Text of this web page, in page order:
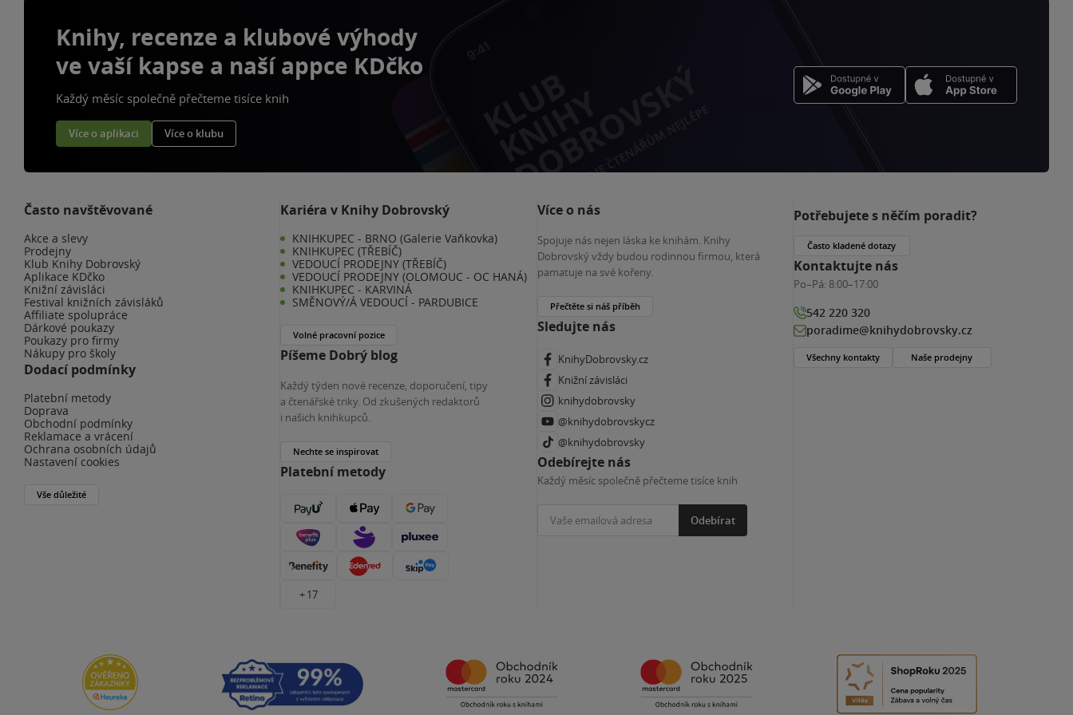
Knihy, recenze a klubové výhody
ve vaší kapse a naší appce KDčko
Každý měsíc společně přečteme tisíce knih
Více o aplikaci Více o klubu
Často navštěvované
Akce a slevy
Prodejny
Klub Knihy Dobrovský
Aplikace KDčko
Knižní závisláci
Festival knižních závisláků
Affiliate spolupráce
Dárkové poukazy
Poukazy pro firmy
Nákupy pro školy
Dodací podmínky
Platební metody
Doprava
Obchodní podmínky
Reklamace a vrácení
Ochrana osobních údajů
Nastavení cookies
Vše důležité
Kariéra v Knihy Dobrovský
KNIHKUPEC - BRNO (Galerie Vaňkovka)
KNIHKUPEC (TŘEBÍČ)
VEDOUCÍ PRODEJNY (TŘEBÍČ)
VEDOUCÍ PRODEJNY (OLOMOUC - OC HANÁ)
KNIHKUPEC - KARVINÁ
SMĚNOVÝ/Á VEDOUCÍ - PARDUBICE
Volné pracovní pozice
Píšeme Dobrý blog
Každý týden nové recenze, doporučení, tipy
a čtenářské triky. Od zkušených redaktorů
i našich knihkupců.
Nechte se inspirovat
Platební metody
+ 17
Více o nás
Spojuje nás nejen láska ke knihám. Knihy
Dobrovský vždy budou rodinnou firmou, která
pamatuje na své kořeny.
Přečtěte si náš příběh
Sledujte nás
KnihyDobrovsky.cz
Knižní závisláci
knihydobrovsky
@knihydobrovskycz
@knihydobrovsky
Odebírejte nás
Každý měsíc společně přečteme tisíce knih
Odebírat
Potřebujete s něčím poradit?
Často kladené dotazy
Kontaktujte nás
Po–Pá: 8:00–17:00
542 220 320
poradime@knihydobrovsky.cz
Všechny kontakty Naše prodejny